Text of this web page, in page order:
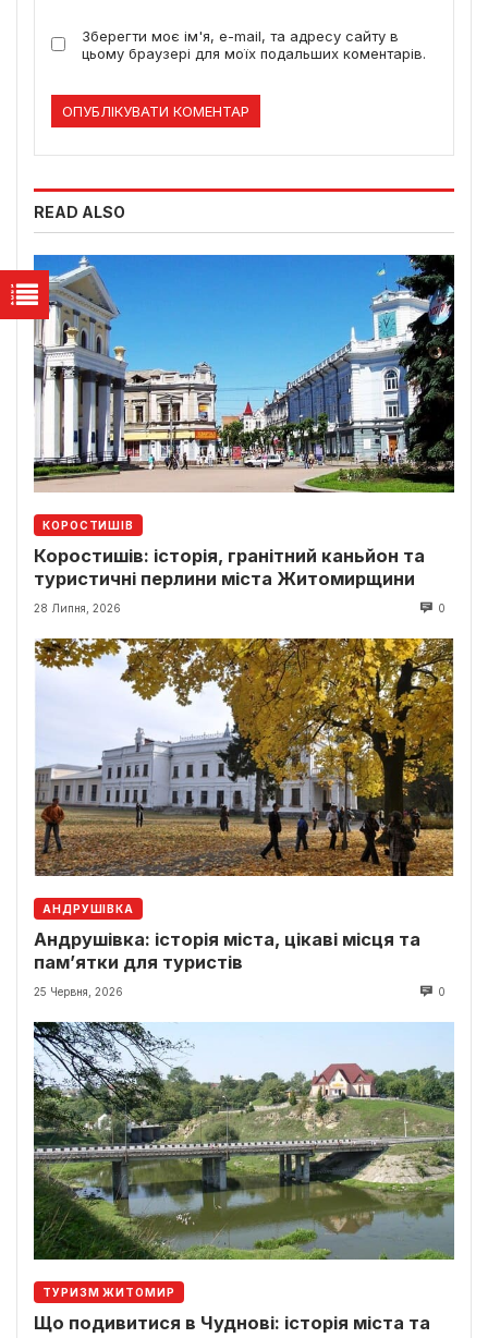
Зберегти моє ім'я, e-mail, та адресу сайту в
цьому браузері для моїх подальших коментарів.
READ ALSO
КОРОСТИШІВ
Коростишів: історія, гранітний каньйон та
туристичні перлини міста Житомирщини
28 Липня, 2026 0
АНДРУШІВКА
Андрушівка: історія міста, цікаві місця та
пам’ятки для туристів
25 Червня, 2026 0
ТУРИЗМ ЖИТОМИР
Що подивитися в Чуднові: історія міста та